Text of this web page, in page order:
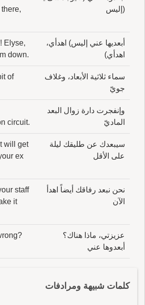
(إليس
أبعديها عني إليس) اهدأي،
اهدأي)
Elyse,
down.
سماء ثلاثية الأبعاد، وغلاف
جويّ
of
وإنفجرت دارة زوال البعد
الماديّ
circuit.
سيبعدك عن طليقك ليلة
على الأقل
will get
ex
نحن نبعد رفاقك أيضاً اهدأ
الآن
staff
it
عزيزتي، ماذا هناك؟
أبعدوها عني
كلمات شبيهة ومرادفات